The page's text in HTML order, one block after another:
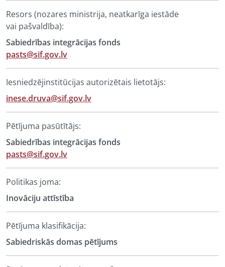
Resors (nozares ministrija, neatkarīga iestāde
vai pašvaldība):
Sabiedrības integrācijas fonds
pasts@sif.gov.lv
Iesniedzējinstitūcijas autorizētais lietotājs:
inese.druva@sif.gov.lv
Pētījuma pasūtītājs:
Sabiedrības integrācijas fonds
pasts@sif.gov.lv
Politikas joma:
Inovāciju attīstība
Pētījuma klasifikācija:
Sabiedriskās domas pētījums